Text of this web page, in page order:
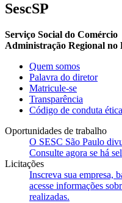
SescSP
Serviço Social do Comércio
Administração Regional no
Quem somos
Palavra do diretor
Matricule-se
Transparência
Código de conduta ética
Oportunidades de trabalho
O SESC São Paulo
Consulte agora se há
Licitações
Inscreva sua empresa,
acesse informações
realizadas.